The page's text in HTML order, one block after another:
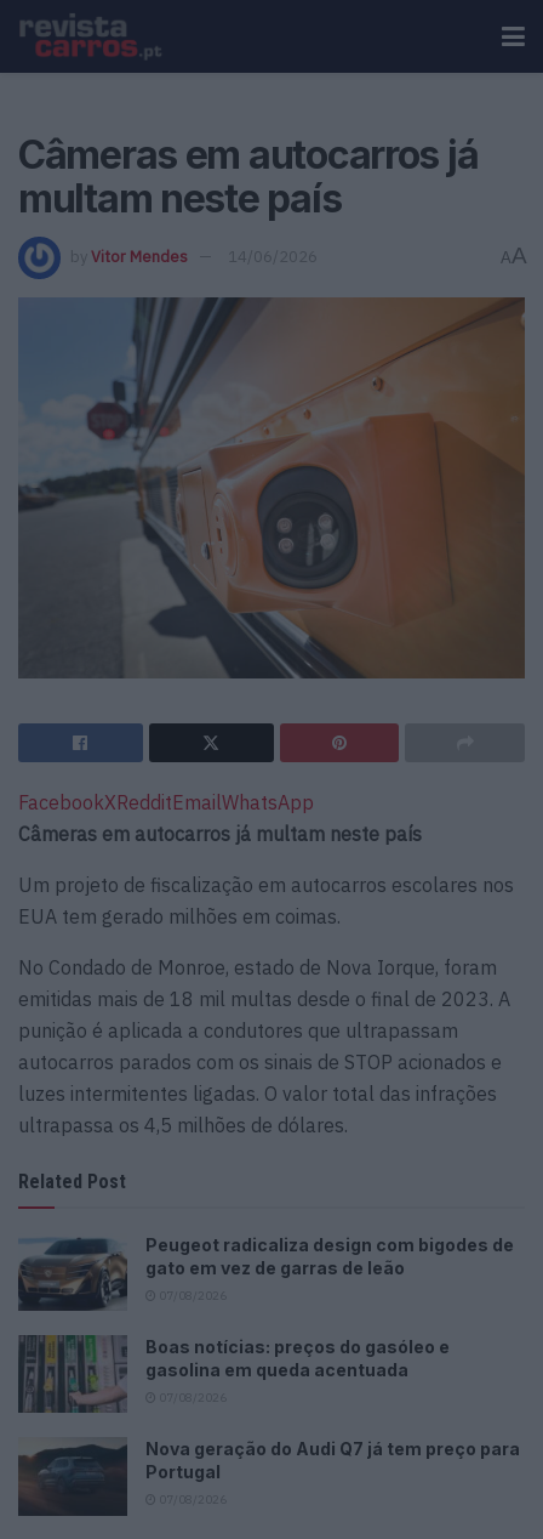
Câmeras em autocarros já
multam neste país
by Vitor Mendes 14/06/2026 AA
FacebookXRedditEmailWhatsApp
Câmeras em autocarros já multam neste país
Um projeto de fiscalização em autocarros escolares nos
EUA tem gerado milhões em coimas.
No Condado de Monroe, estado de Nova Iorque, foram
emitidas mais de 18 mil multas desde o final de 2023. A
punição é aplicada a condutores que ultrapassam
autocarros parados com os sinais de STOP acionados e
luzes intermitentes ligadas. O valor total das infrações
ultrapassa os 4,5 milhões de dólares.
Related Post
Peugeot radicaliza design com bigodes de
gato em vez de garras de leão
Boas notícias: preços do gasóleo e
gasolina em queda acentuada
Nova geração do Audi Q7 já tem preço para
Portugal